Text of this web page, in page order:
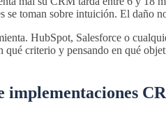
se toman sobre intuición. El daño
HubSpot, Salesforce o
criterio y pensando en qué